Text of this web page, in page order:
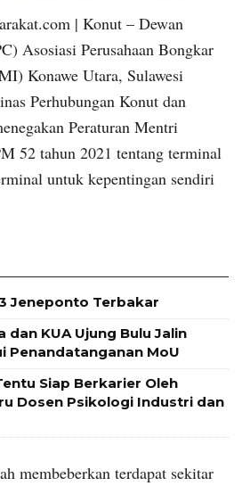
| Konut – Dewan
Asosiasi Perusahaan Bongkar
Konawe Utara, Sulawesi
Perhubungan Konut dan
Peraturan Mentri
52 tahun 2021 tentang terminal
untuk kepentingan sendiri
Jeneponto Terbakar
dan KUA Ujung Bulu Jalin
Penandatanganan MoU
Siap Berkarier Oleh
Dosen Psikologi Industri dan
membeberkan terdapat sekitar